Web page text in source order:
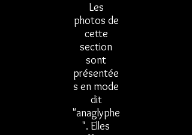
Les
photos de
cette
section
sont
présentée
s en mode
dit
"anaglyphe
". Elles